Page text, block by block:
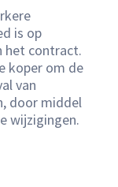
is op
het contract.
koper om de
van
door middel
wijzigingen.